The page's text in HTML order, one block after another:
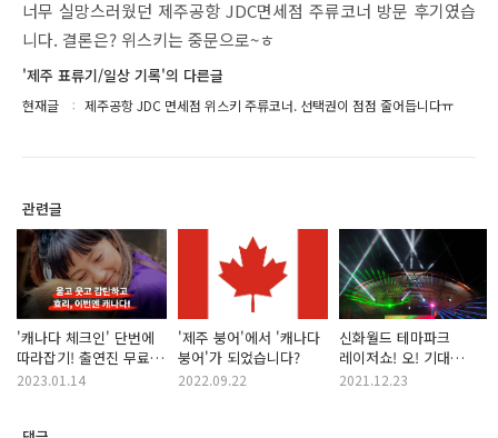
너무 실망스러웠던 제주공항 JDC면세점 주류코너 방문 후기였습
니다. 결론은? 위스키는 중문으로~ㅎ
'제주 표류기/일상 기록'의 다른글
현재글 제주공항 JDC 면세점 위스키 주류코너. 선택권이 점점 줄어듭니다ㅠ
관련글
'캐나다 체크인' 단번에
따라잡기! 출연진 무료
재방송 정보 시청률
2023.01.14
'제주 붕어'에서 '캐나다
붕어'가 되었습니다?
2022.09.22
신화월드 테마파크
레이저쇼! 오! 기대
이상인데요?
2021.12.23